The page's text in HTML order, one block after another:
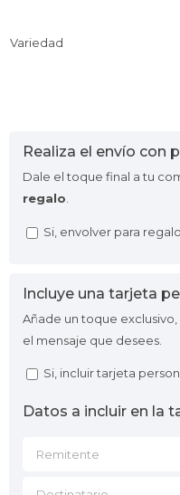
Variedad
Realiza el envío con
Dale el toque final a tu
regalo
Si, envolver para
Incluye una tarjeta
Añade un toque
el mensaje que desees.
Si, incluir tarjeta
Datos a incluir en la